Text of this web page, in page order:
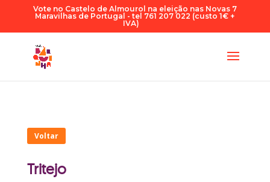
Vote no Castelo de Almourol na eleição nas Novas 7
Maravilhas de Portugal - tel 761 207 022 (custo 1€ +
IVA)
Voltar
Tritejo